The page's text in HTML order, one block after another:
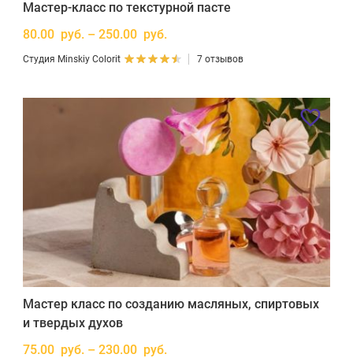
Мастер-класс по текстурной пасте
80.00 руб. – 250.00 руб.
Студия Minskiy Colorit 7 отзывов
Мастер класс по созданию масляных, спиртовых
и твердых духов
75.00 руб. – 230.00 руб.